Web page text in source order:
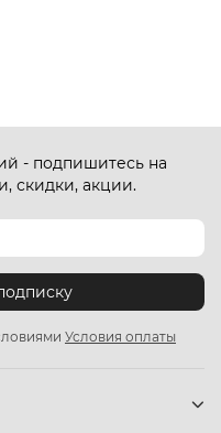
- подпишитесь на
скидки, акции.
Условия оплаты